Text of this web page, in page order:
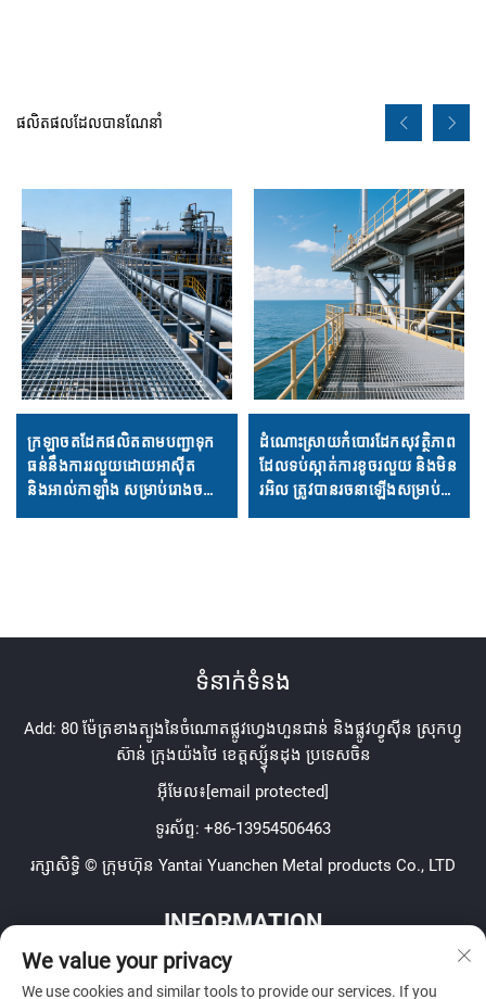
ផលិតផលដែលបានណែនាំ
ក្រឡាចតដែកផលិតតាមបញ្ជាទុក
ធន់នឹងការរលួយដោយអាស៊ីត
និងអាល់កាឡាំង សម្រាប់រោងចក្រ
ដំណោះស្រាយកំបោរដែកសុវត្ថិភាព
ដែលទប់ស្កាត់ការខូចរលួយ និងមិន
រអិល ត្រូវបានរចនាឡើងសម្រាប់
ទំនាក់ទំនង
Add: 80 ម៉ែត្រខាងត្បូងនៃចំណោតផ្លូវហ្វេងហួនជាន់ និងផ្លូវហ្វូស៊ីន ស្រុកហ្វូ
ស៊ាន់ ក្រុងយ៉ងថៃ ខេត្តស្ស៊្វ័នដុង ប្រទេសចិន
អ៊ីមែល៖[email protected]
ទូរស័ព្ទ: +86-13954506463
រក្សាសិទ្ធិ © ក្រុមហ៊ុន Yantai Yuanchen Metal products Co., LTD
INFORMATION
ចុះឈ្មោះដើម្បីទទួល Newsletter សប្តាហ៍របស់យើង
We value your privacy
We use cookies and similar tools to provide our services. If you